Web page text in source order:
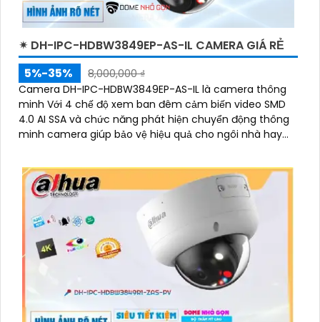
✴ DH-IPC-HDBW3849EP-AS-IL CAMERA GIÁ RẺ
5%-35%
8,000,000 ₫
Camera DH-IPC-HDBW3849EP-AS-IL là camera thông
minh Với 4 chế độ xem ban đêm cảm biến video SMD
4.0 AI SSA và chức năng phát hiện chuyển động thông
minh camera giúp bảo vệ hiệu quả cho ngôi nhà hay